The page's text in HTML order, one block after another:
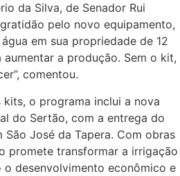
da Silva, de Senador Rui
pelo novo equipamento,
em sua propriedade de 12
aumentar a produção. Sem o kit,
comentou.
o programa inclui a nova
do Sertão, com a entrega do
José da Tapera. Com obras
promete transformar a irrigação
o desenvolvimento econômico e